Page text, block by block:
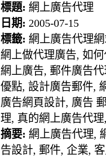
標題: 網上廣告代理
日期: 2005-07-15
標籤: 網上廣告代理
網上做代理廣告, 如
網上廣告, 郵件廣告
優點, 設計廣告郵件,
廣告網頁設計, 廣告
理, 真的網上廣告代
摘要: 網上廣告代理,
告設計, 郵件, 企業,